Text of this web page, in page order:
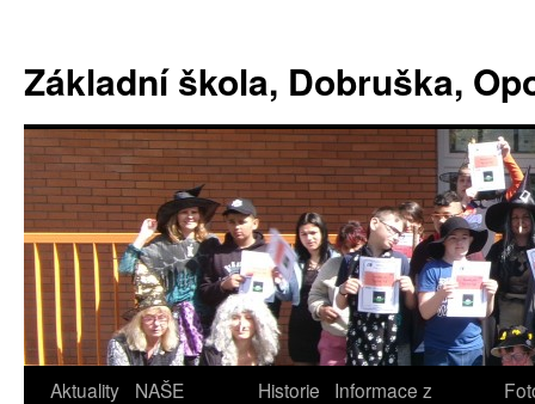
Základní škola, Dobruška,
Aktuality
NAŠE
Historie
Informace z